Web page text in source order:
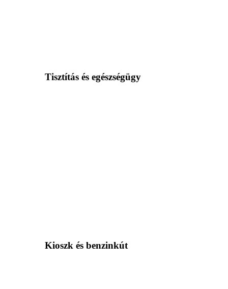
Tisztítás és egészségügy
Kioszk és benzinkút